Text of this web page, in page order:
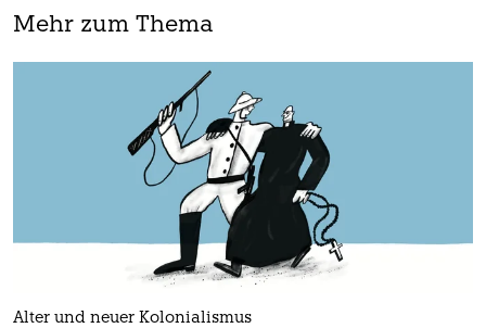
Mehr zum Thema
Alter und neuer Kolonialismus